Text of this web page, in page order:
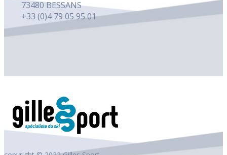
73480 BESSANS
+33 (0)4 79 05 95 01